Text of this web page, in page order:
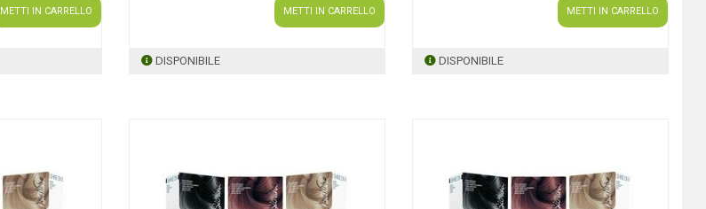
METTI IN CARRELLO METTI IN CARRELLO
DISPONIBILE
METTI IN CARRELLO
DISPONIBILE